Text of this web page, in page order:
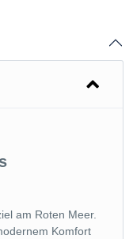
am Roten Meer.
Komfort